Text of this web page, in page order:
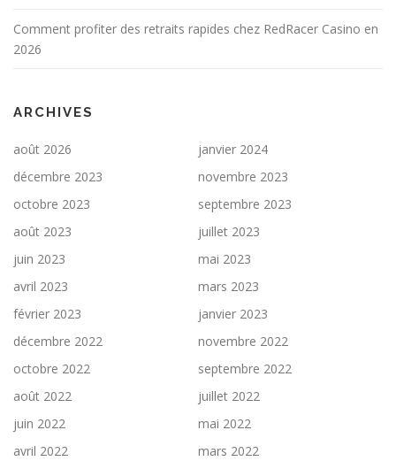
Comment profiter des retraits rapides chez RedRacer Casino en
2026
ARCHIVES
août 2026
janvier 2024
décembre 2023
novembre 2023
octobre 2023
septembre 2023
août 2023
juillet 2023
juin 2023
mai 2023
avril 2023
mars 2023
février 2023
janvier 2023
décembre 2022
novembre 2022
octobre 2022
septembre 2022
août 2022
juillet 2022
juin 2022
mai 2022
avril 2022
mars 2022